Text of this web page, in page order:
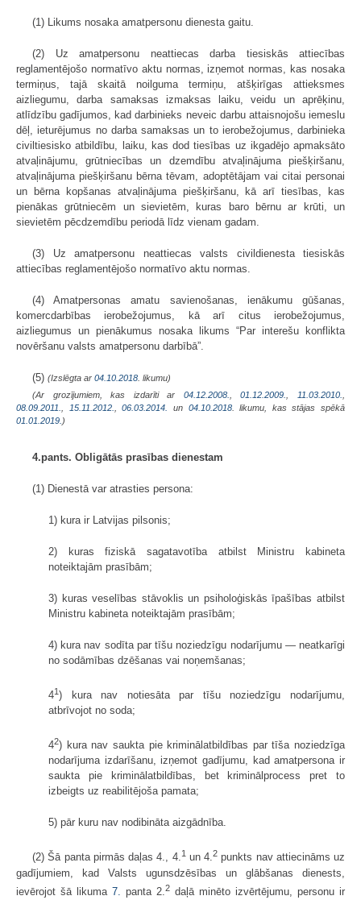
(1) Likums nosaka amatpersonu dienesta gaitu.
(2) Uz amatpersonu neattiecas darba tiesiskās attiecības
reglamentējošo normatīvo aktu normas, izņemot normas, kas nosaka
termiņus, tajā skaitā noilguma termiņu, atšķirīgas attieksmes
aizliegumu, darba samaksas izmaksas laiku, veidu un aprēķinu,
atlīdzību gadījumos, kad darbinieks neveic darbu attaisnojošu iemeslu
dēļ, ieturējumus no darba samaksas un to ierobežojumus, darbinieka
civiltiesisko atbildību, laiku, kas dod tiesības uz ikgadējo apmaksāto
atvaļinājumu, grūtniecības un dzemdību atvaļinājuma piešķiršanu,
atvaļinājuma piešķiršanu bērna tēvam, adoptētājam vai citai personai
un bērna kopšanas atvaļinājuma piešķiršanu, kā arī tiesības, kas
pienākas grūtniecēm un sievietēm, kuras baro bērnu ar krūti, un
sievietēm pēcdzemdību periodā līdz vienam gadam.
(3) Uz amatpersonu neattiecas valsts civildienesta tiesiskās
attiecības reglamentējošo normatīvo aktu normas.
(4) Amatpersonas amatu savienošanas, ienākumu gūšanas,
komercdarbības ierobežojumus, kā arī citus ierobežojumus,
aizliegumus un pienākumus nosaka likums “Par interešu konflikta
novēršanu valsts amatpersonu darbībā”.
(5) (Izslēgta ar 04.10.2018 . likumu)
(Ar grozījumiem, kas izdarīti ar 04.12.2008. ,01.12.2009. 11.03.2010.
08.09.2011.
15.11.2012. ,06.03.2014. un 04.10.2018. likumu, kas stājas spēkā
01.01.2019. )
4.pants. Obligātās prasības dienestam
(1) Dienestā var atrasties persona:
1) kura ir Latvijas pilsonis;
2) kuras fiziskā sagatavotība atbilst Ministru kabineta
noteiktajām prasībām;
3) kuras veselības stāvoklis un psiholoģiskās īpašības atbilst
Ministru kabineta noteiktajām prasībām;
4) kura nav sodīta par tīšu noziedzīgu nodarījumu — neatkarīgi
no sodāmības dzēšanas vai noņemšanas;
41) kura nav notiesāta par tīšu noziedzīgu nodarījumu,
atbrīvojot no soda;
42) kura nav saukta pie kriminālatbildības par tīša noziedzīga
nodarījuma izdarīšanu, izņemot gadījumu, kad amatpersona ir
saukta pie kriminālatbildības, bet kriminālprocess pret to
izbeigts uz reabilitējoša pamata;
5) pār kuru nav nodibināta aizgādnība.
(2) Šā panta pirmās daļas 4., 4.1un 4.2 punkts nav attiecināms uz
gadījumiem, kad Valsts ugunsdzēsības un glābšanas dienests,
ievērojot šā likuma 7. panta 2.2 daļā minēto izvērtējumu, personu ir